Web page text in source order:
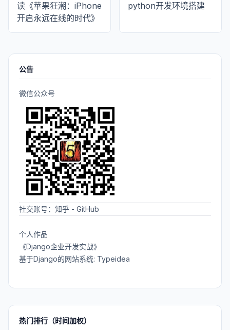
读《苹果狂潮：iPhone
开启永远在线的时代》
python开发环境搭建
公告
微信公众号
社交账号： 知乎 - GitHub
个人作品
《Django企业开发实战》
基于Django的网站系统: Typeidea
热门排行（时间加权）